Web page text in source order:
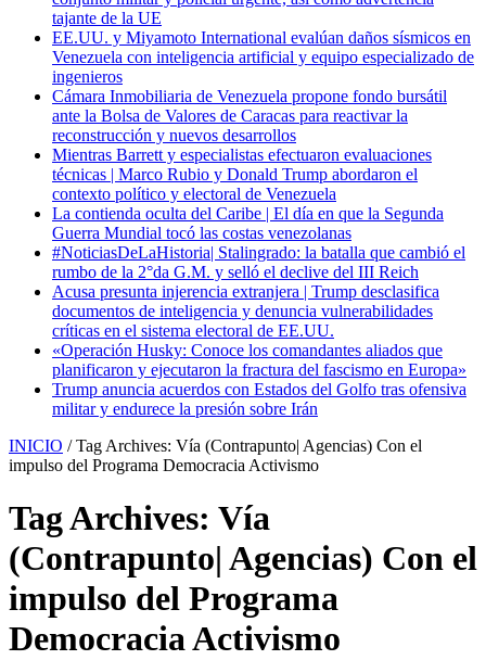
tajante de la UE
EE.UU. y Miyamoto International evalúan daños sísmicos en
Venezuela con inteligencia artificial y equipo especializado de
ingenieros
Cámara Inmobiliaria de Venezuela propone fondo bursátil
ante la Bolsa de Valores de Caracas para reactivar la
reconstrucción y nuevos desarrollos
Mientras Barrett y especialistas efectuaron evaluaciones
técnicas | Marco Rubio y Donald Trump abordaron el
contexto político y electoral de Venezuela
La contienda oculta del Caribe | El día en que la Segunda
Guerra Mundial tocó las costas venezolanas
#NoticiasDeLaHistoria| Stalingrado: la batalla que cambió el
rumbo de la 2°da G.M. y selló el declive del III Reich
Acusa presunta injerencia extranjera | Trump desclasifica
documentos de inteligencia y denuncia vulnerabilidades
críticas en el sistema electoral de EE.UU.
«Operación Husky: Conoce los comandantes aliados que
planificaron y ejecutaron la fractura del fascismo en Europa»
Trump anuncia acuerdos con Estados del Golfo tras ofensiva
militar y endurece la presión sobre Irán
INICIO / Tag Archives: Vía (Contrapunto| Agencias) Con el
impulso del Programa Democracia Activismo
Tag Archives: Vía
(Contrapunto| Agencias) Con el
impulso del Programa
Democracia Activismo